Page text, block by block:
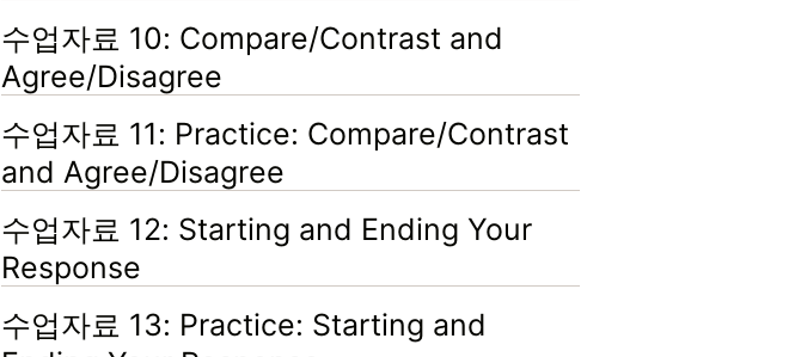
수업자료 10: Compare/Contrast and
Agree/Disagree
수업자료 11: Practice: Compare/Contrast
and Agree/Disagree
수업자료 12: Starting and Ending Your
Response
수업자료 13: Practice: Starting and